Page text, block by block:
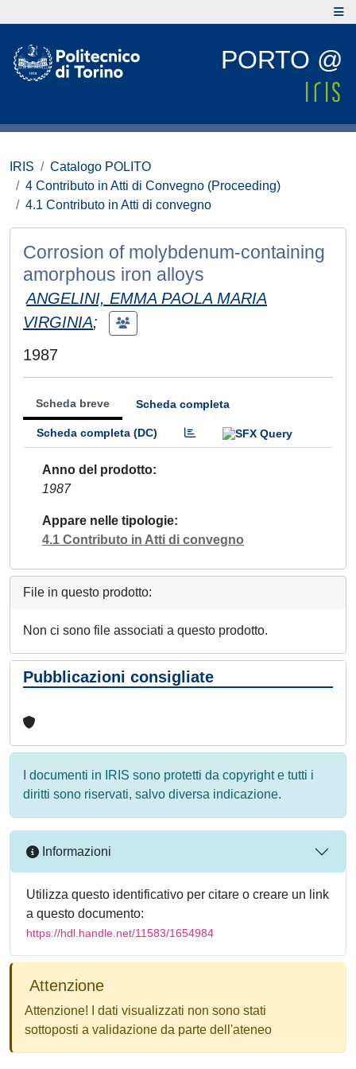
PORTO @
IRIS
Catalogo POLITO
4 Contributo in Atti di Convegno (Proceeding)
4.1 Contributo in Atti di convegno
Corrosion of molybdenum-containing
amorphous iron alloys
ANGELINI, EMMA PAOLA MARIA
VIRGINIA;
1987
Scheda breve Scheda completa
Scheda completa (DC)
Anno del prodotto
1987
Appare nelle tipologie
4.1 Contributo in Atti di convegno
File in questo prodotto:
Non ci sono file associati a questo prodotto.
Pubblicazioni consigliate
I documenti in IRIS sono protetti da copyright e tutti i
diritti sono riservati, salvo diversa indicazione.
Informazioni
Utilizza questo identificativo per citare o creare un link
a questo documento:
https://hdl.handle.net/11583/1654984
Attenzione
Attenzione! I dati visualizzati non sono stati
sottoposti a validazione da parte dell'ateneo